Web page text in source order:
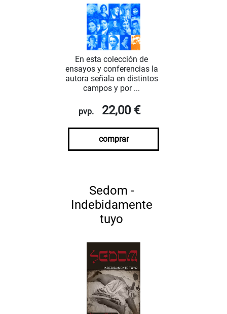
En esta colección de
ensayos y conferencias la
autora señala en distintos
campos y por ...
pvp. 22,00 €
comprar
Sedom -
Indebidamente
tuyo